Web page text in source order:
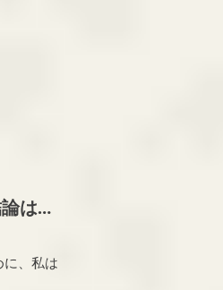
は…
に、私は